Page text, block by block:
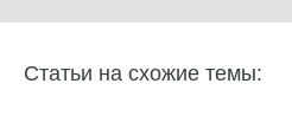
Статьи на схожие темы: